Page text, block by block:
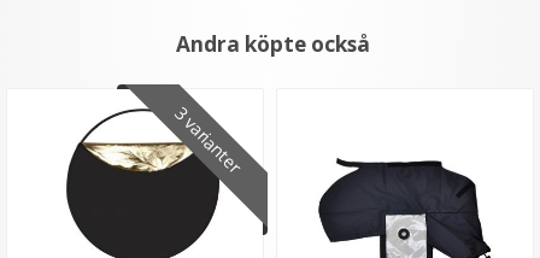
JJC Mjuk avtryckarknapp självhäftande Mörkröd
Konvex
Andra köpte också
3 varianter